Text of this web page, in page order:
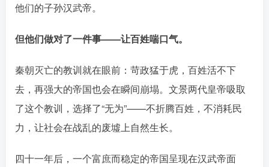
他们的子孙汉武帝。󠄹󠅀󠄪󠄢󠄡󠄦󠄞󠄧󠄣󠄞󠄢󠄡󠄦󠄞󠄡󠄠󠄡󠅬󠅅󠅃󠄵󠅂󠄪󠅗󠅥󠅕󠅣󠅤󠅬󠅄󠄹󠄽󠄵󠄪󠄢󠄠󠄢󠄦󠄝󠄠󠄨󠄝󠄠󠄩󠄐󠄡󠄢󠄪󠄢󠄩󠄪󠄡󠄢󠅬󠅨󠅙󠅑󠅟󠅗󠅒󠄞󠅓󠅟󠅝󠄐󠇕󠆠󠅿󠇖󠆄󠆩󠇕󠅿󠆈󠇗󠆭󠆁󠄐󠇗󠅹󠅸󠇖󠆍󠅳󠇖󠅹󠅰󠇖󠆌󠅹
但他们做对了一件事——让百姓喘口气。
秦朝灭亡的教训就在眼前：苛政猛于虎，百姓活不下
去，再强大的帝国也会在瞬间崩塌。文景两代皇帝吸取
了这个教训󠄹󠅀󠄪󠄢󠄡󠄦󠄞󠄧󠄣󠄞󠄢󠄡󠄦󠄞󠄡󠄠󠄡󠅬󠅅󠅃󠄵󠅂󠄪󠅗󠅥󠅕󠅣󠅤󠅬󠅄󠄹󠄽󠄵󠄪󠄢󠄠󠄢󠄦󠄝󠄠󠄨󠄝󠄠󠄩󠄐󠄡󠄢󠄪󠄢󠄩󠄪󠄡󠄢󠅬󠅨󠅙󠅑󠅟󠅗󠅒󠄞󠅓󠅟󠅝󠄐󠇕󠆠󠅿󠇖󠆄󠆩󠇕󠅿󠆈󠇗󠆭󠆁󠄐󠇗󠅹󠅸󠇖󠆍󠅳󠇖󠅹󠅰󠇖󠆌󠅹 ，选择了“无为”——不折腾百姓，不消耗民
力，让社会在战乱的废墟上自然生长。󠄹󠅀󠄪󠄢󠄡󠄦󠄞󠄧󠄣󠄞󠄢󠄡󠄦󠄞󠄡󠄠󠄡󠅬󠅅󠅃󠄵󠅂󠄪󠅗󠅥󠅕󠅣󠅤󠅬󠅄󠄹󠄽󠄵󠄪󠄢󠄠󠄢󠄦󠄝󠄠󠄨󠄝󠄠󠄩󠄐󠄡󠄢󠄪󠄢󠄩󠄪󠄡󠄢󠅬󠅨󠅙󠅑󠅟󠅗󠅒󠄞󠅓󠅟󠅝󠄐󠇕󠆠󠅿󠇖󠆄󠆩󠇕󠅿󠆈󠇗󠆭󠆁󠄐󠇗󠅹󠅸󠇖󠆍󠅳󠇖󠅹󠅰󠇖󠆌󠅹
四十一年后，一个富庶而稳定的帝国呈现在汉武帝面